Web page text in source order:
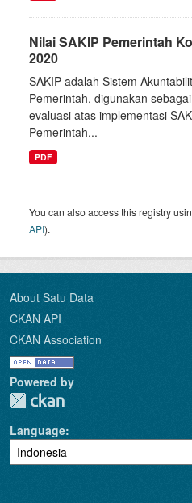
Nilai SAKIP Pemerintah
2020
SAKIP adalah Sistem
Pemerintah, digunakan
evaluasi atas implementasi
Pemerintah...
PDF
You can also access this registry
API).
About Satu Data
CKAN API
CKAN Association
Powered by
Language